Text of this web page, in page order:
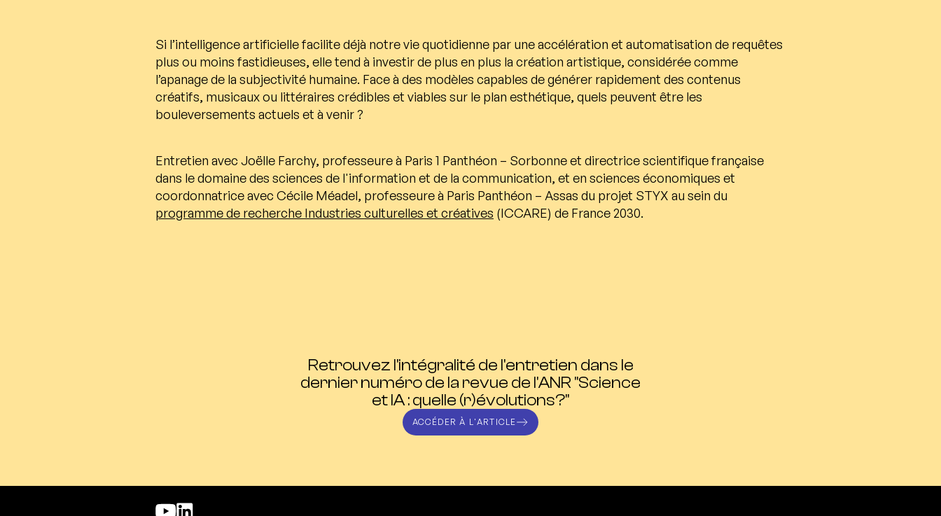
Si l’intelligence artificielle facilite déjà notre vie quotidienne par une accélération et automatisation de requêtes
plus ou moins fastidieuses, elle tend à investir de plus en plus la création artistique, considérée comme
l’apanage de la subjectivité humaine. Face à des modèles capables de générer rapidement des contenus
créatifs, musicaux ou littéraires crédibles et viables sur le plan esthétique, quels peuvent être les
bouleversements actuels et à venir ?
Entretien avec Joëlle Farchy, professeure à Paris 1 Panthéon – Sorbonne et directrice scientifique française
dans le domaine des sciences de l'information et de la communication, et en sciences économiques et
coordonnatrice avec Cécile Méadel, professeure à Paris Panthéon – Assas du projet STYX au sein du
programme de recherche Industries culturelles et créatives (ICCARE) de France 2030.
Retrouvez l'intégralité de l'entretien dans le
dernier numéro de la revue de l'ANR "Science
et IA : quelle (r)évolutions?"
ACCÉDER À L'ARTICLE